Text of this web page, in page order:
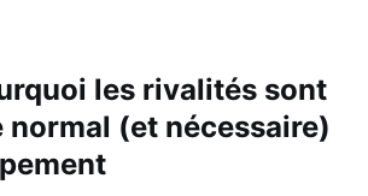
les rivalités sont
normal (et nécessaire)